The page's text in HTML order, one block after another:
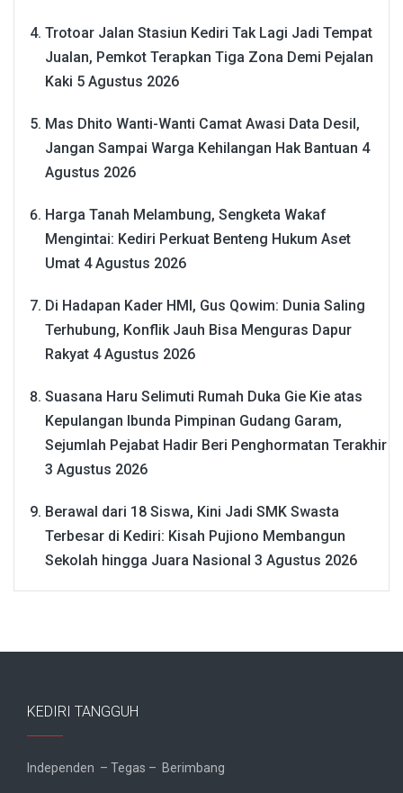
Trotoar Jalan Stasiun Kediri Tak Lagi Jadi Tempat
Jualan, Pemkot Terapkan Tiga Zona Demi Pejalan
Kaki 5 Agustus 2026
Mas Dhito Wanti-Wanti Camat Awasi Data Desil,
Jangan Sampai Warga Kehilangan Hak Bantuan 4
Agustus 2026
Harga Tanah Melambung, Sengketa Wakaf
Mengintai: Kediri Perkuat Benteng Hukum Aset
Umat 4 Agustus 2026
Di Hadapan Kader HMI, Gus Qowim: Dunia Saling
Terhubung, Konflik Jauh Bisa Menguras Dapur
Rakyat 4 Agustus 2026
Suasana Haru Selimuti Rumah Duka Gie Kie atas
Kepulangan Ibunda Pimpinan Gudang Garam,
Sejumlah Pejabat Hadir Beri Penghormatan Terakhir
3 Agustus 2026
Berawal dari 18 Siswa, Kini Jadi SMK Swasta
Terbesar di Kediri: Kisah Pujiono Membangun
Sekolah hingga Juara Nasional 3 Agustus 2026
KEDIRI TANGGUH
Independen – Tegas – Berimbang